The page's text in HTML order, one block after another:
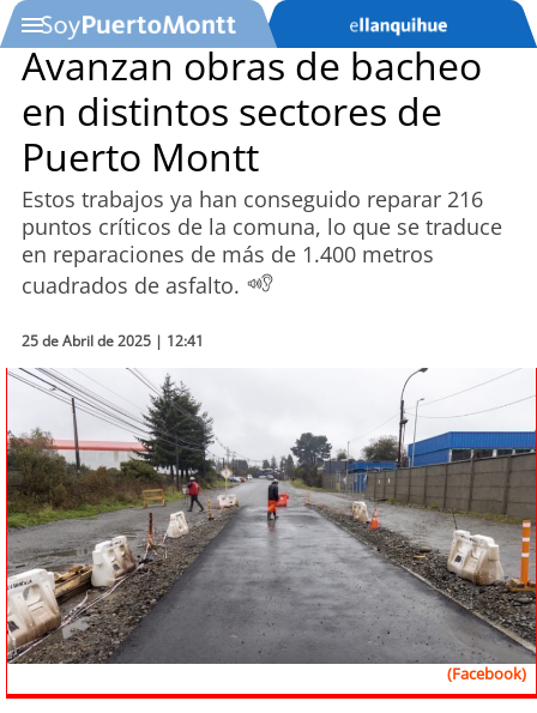
SOYTV
Podcast
Actualidad
Economía
Deportes
Tecnología
Sostenibilidad
soychile
soyarica
Avanzan obras de bacheo
en distintos sectores de
Puerto Montt
Estos trabajos ya han conseguido reparar 216
puntos críticos de la comuna, lo que se traduce
en reparaciones de más de 1.400 metros
cuadrados de asfalto.
25 de Abril de 2025 | 12:41
(Facebook)